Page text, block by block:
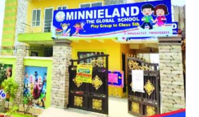
महिलाओं और बच्चों को सुरक्षित माहौल के साथ-
स्वतंत्रता देना है।
‘आलंबन गांव’
विकास विभागके निदेशक आईएएस बंशीलाल
में आने वाली कई महिलाएं और बच्चे खुद को